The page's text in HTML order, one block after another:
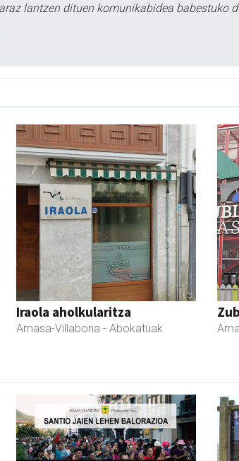
lantzen dituen komunikabidea babestuko
Iraola aholkularitza
Amasa-Villabona - Abokatuak